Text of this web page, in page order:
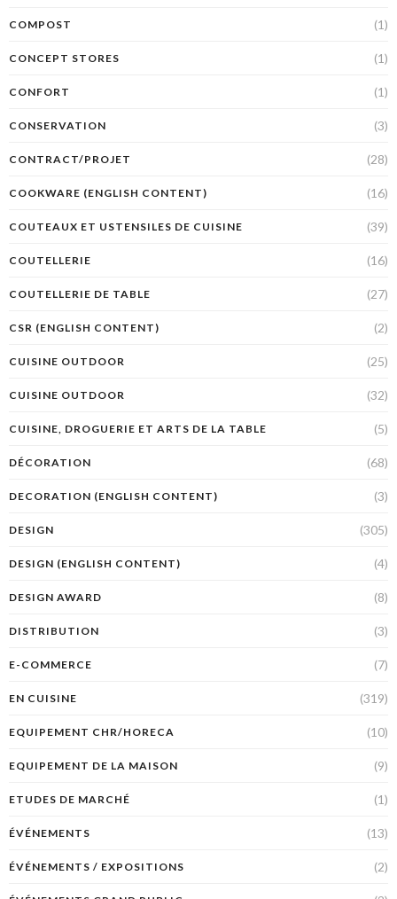
COMPOST (1)
CONCEPT STORES (1)
CONFORT (1)
CONSERVATION (3)
CONTRACT/PROJET (28)
COOKWARE (ENGLISH CONTENT) (16)
COUTEAUX ET USTENSILES DE CUISINE (39)
COUTELLERIE (16)
COUTELLERIE DE TABLE (27)
CSR (ENGLISH CONTENT) (2)
CUISINE OUTDOOR (25)
CUISINE OUTDOOR (32)
CUISINE, DROGUERIE ET ARTS DE LA TABLE (5)
DÉCORATION (68)
DECORATION (ENGLISH CONTENT) (3)
DESIGN (305)
DESIGN (ENGLISH CONTENT) (4)
DESIGN AWARD (8)
DISTRIBUTION (3)
E-COMMERCE (7)
EN CUISINE (319)
EQUIPEMENT CHR/HORECA (10)
EQUIPEMENT DE LA MAISON (9)
ETUDES DE MARCHÉ (1)
ÉVÉNEMENTS (13)
ÉVÉNEMENTS / EXPOSITIONS (2)